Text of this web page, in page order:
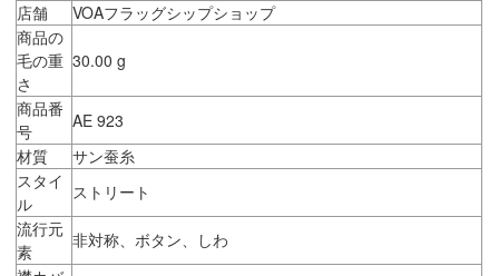
店舗
VOAフラッグシップショップ
商品の
毛の重
さ
30.00 g
商品番
号
AE 923
材質
サン蚕糸
スタイ
ル
ストリート
流行元
素
非対称、ボタン、しわ